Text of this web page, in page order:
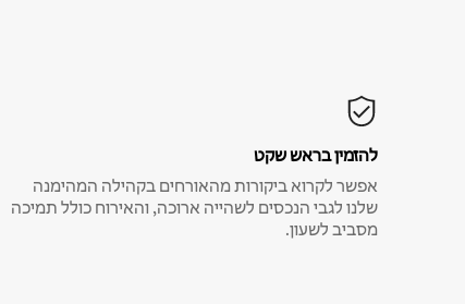
להזמין בראש שקט
אפשר לקרוא ביקורות מהאורחים בקהילה המהימנה
שלנו לגבי הנכסים לשהייה ארוכה, והאירוח כולל תמיכה
מסביב לשעון.